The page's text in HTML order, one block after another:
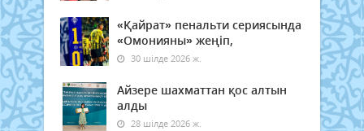
«Қайрат» пенальти сериясында
«Омонияны» жеңіп,
30 шілде 2026 ж.
Айзере шахматтан қос алтын
алды
28 шілде 2026 ж.